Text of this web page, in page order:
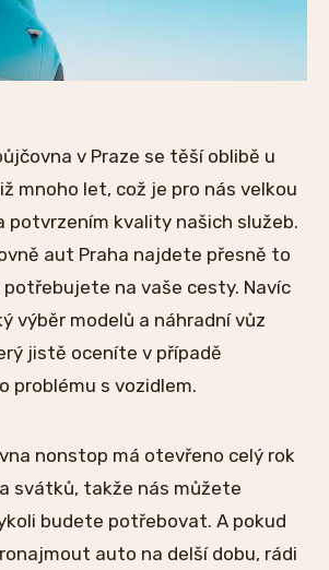
v Praze se těší oblibě u
mnoho let, což je pro nás velkou
potvrzením kvality našich služeb.
aut Praha najdete přesně to
na vaše cesty. Navíc
výběr modelů a náhradní vůz
jistě oceníte v případě
problému s vozidlem.
nonstop má otevřeno celý rok
svátků, takže nás můžete
budete potřebovat. A pokud
auto na delší dobu, rádi